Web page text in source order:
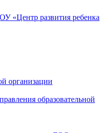
«Центр развития ребенка
организации
образовательной